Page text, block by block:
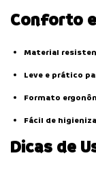
Conforto
Material
Leve e prático
Formato
Fácil de
Dicas de